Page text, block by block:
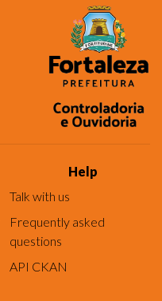
Help
Talk with us
Frequently asked
questions
API CKAN